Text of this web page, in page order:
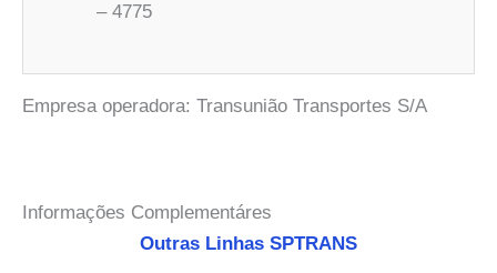
– 4775
Empresa operadora: Transunião Transportes S/A
Informações Complementáres
Outras Linhas SPTRANS